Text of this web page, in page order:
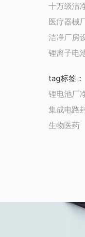
十万级洁
医疗器械
洁净厂房
锂离子电
tag标签 ：
锂电池厂
集成电路
生物医药